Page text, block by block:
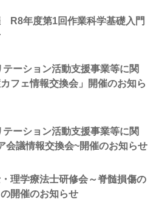
R8年度第1回作業科学基礎入門
ーション活動支援事業等に関
フェ情報交換会」開催のお知ら
ーション活動支援事業等に関
会議情報交換会~開催のお知らせ
理学療法士研修会～脊髄損傷の
開催のお知らせ